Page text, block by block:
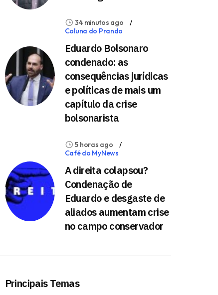
34 minutos ago
Coluna do Prando
Eduardo Bolsonaro
condenado: as
consequências jurídicas
e políticas de mais um
capítulo da crise
bolsonarista
5 horas ago
Café do MyNews
A direita colapsou?
Condenação de
Eduardo e desgaste de
aliados aumentam crise
no campo conservador
Principais Temas